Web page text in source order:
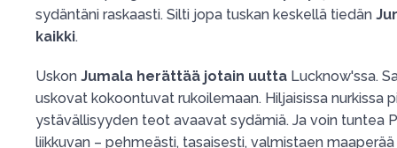
sydäntäni raskaasti. Silti jopa tuskan keskellä tiedän
kaikki.
Uskon Jumala herättää jotain uutta Lucknow'ssa.
uskovat kokoontuvat rukoilemaan. Hiljaisissa nurkissa
ystävällisyyden teot avaavat sydämiä. Ja voin tuntea
liikkuvan – pehmeästi, tasaisesti, valmistaen